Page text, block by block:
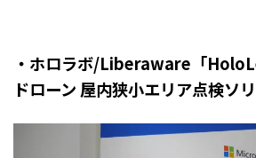
・ホロラボ/Liberaware「
ドローン 屋内狭小エリア点検ソ